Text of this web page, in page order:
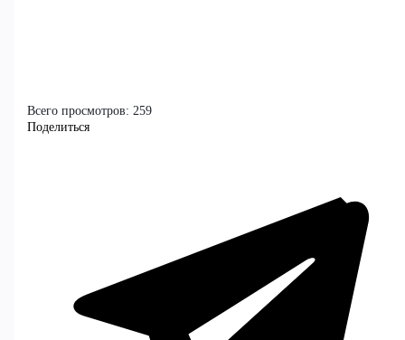
Всего просмотров: 259
Поделиться